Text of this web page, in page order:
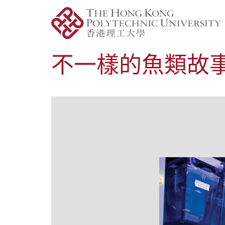
不一樣的魚類故